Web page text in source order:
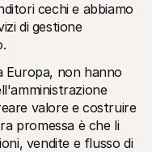
cechi e abbiamo
di gestione
non hanno
valore e costruire
promessa è che li
vendite e flusso di